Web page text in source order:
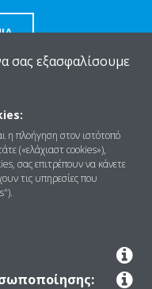
σας εξασφαλίσουμε
η πλοήγηση στον ιστότοπό
(«ελάχιαστ cookies»),
σας επιτρέπουν να κάνετε
τις υπηρεσίες που